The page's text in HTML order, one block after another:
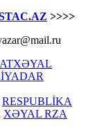
>>>>
XƏYAL
RESPUBLİKA
XƏYAL RZA